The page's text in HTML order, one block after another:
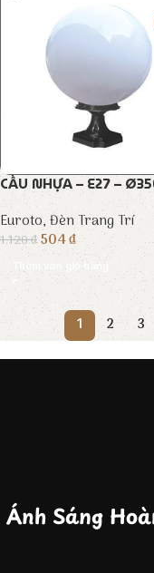
CẦU NHỰA – E27 –
Euroto, Đèn Trang Trí
1.120₫504₫
Thêm vào giỏ hàng
1 2 3
Ánh Sáng